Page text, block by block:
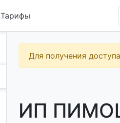
Тарифы
Для получения
ИП